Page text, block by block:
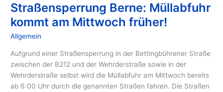
Straßensperrung Berne: Müllabfuhr
kommt am Mittwoch früher!
Allgemein
Aufgrund einer Straßensperrung in der Bettingbührener Straße
zwischen der B212 und der Wehrderstraße sowie in der
Wehrderstraße selbst wird die Müllabfuhr am Mittwoch bereits
ab 6:00 Uhr durch die genannten Straßen fahren. Die Straßen
Straßensperrung
Berne:
Müllabfuhr
kommt
am
Mittwoch
früher!